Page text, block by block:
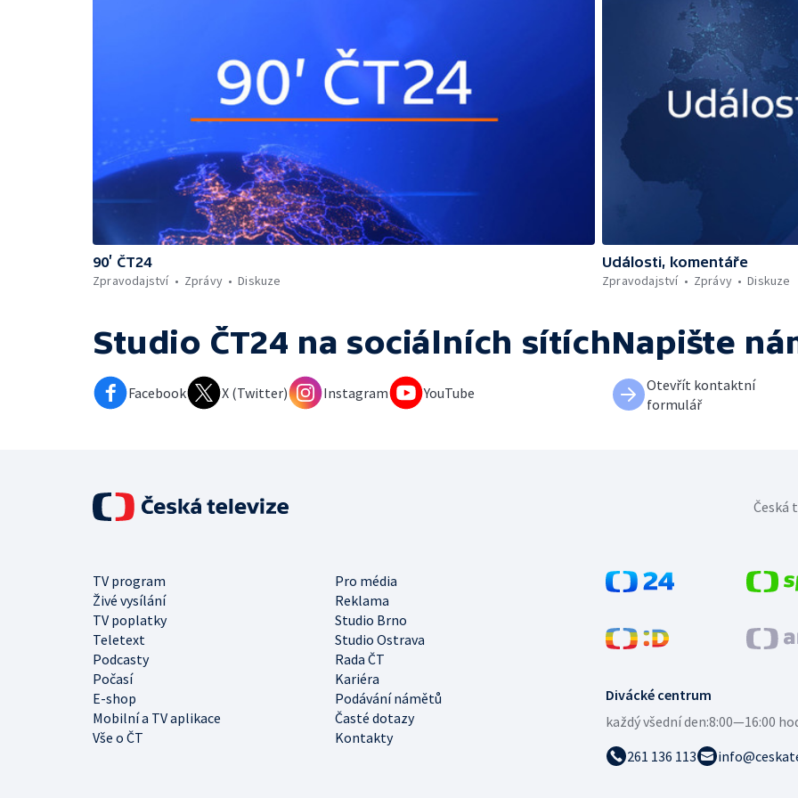
90’ ČT24
Zpravodajství
Zprávy Diskuze
Události, komentáře
Zpravodajství
Zprávy Diskuze
Studio ČT24 na sociálních sítích
Facebook X (Twitter) Instagram YouTube
Napište
Otevřít kontaktní
formulář
Divácké centrum
každý všední den:8:00—16:00
261 136 113
TV program
Pro média
Živé vysílání
Reklama
TV poplatky
Studio Brno
Teletext
Studio Ostrava
Podcasty
Rada ČT
Počasí
Kariéra
E-shop
Podávání námětů
Mobilní a TV aplikace
Časté dotazy
Vše o ČT
Kontakty
Česká